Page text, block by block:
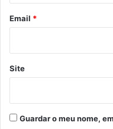
*
Email *
Site
Guardar o meu nome,